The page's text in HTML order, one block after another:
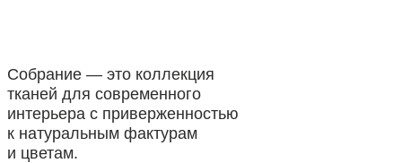
Собрание — это коллекция
тканей для современного
интерьера с приверженностью
к натуральным фактурам
и цветам.